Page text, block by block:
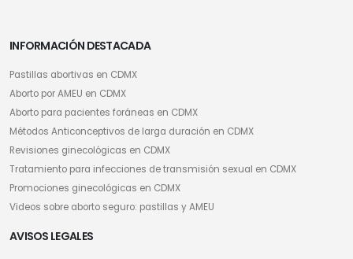
INFORMACIÓN DESTACADA
Pastillas abortivas en CDMX
Aborto por AMEU en CDMX
Aborto para pacientes foráneas en CDMX
Métodos Anticonceptivos de larga duración en CDMX
Revisiones ginecológicas en CDMX
Tratamiento para infecciones de transmisión sexual en CDMX
Promociones ginecológicas en CDMX
Videos sobre aborto seguro: pastillas y AMEU
AVISOS LEGALES